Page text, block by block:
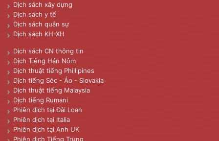
Dịch sách xây dựng
Dịch sách y tế
Dịch sách quân sự
Dịch sách KH-XH
Dịch sách CN thông tin
Dịch Tiếng Hán Nôm
Dịch thuật tiếng Phillipines
Dịch tiếng Séc - Áo - Slovakia
Dịch thuật tiếng Malaysia
Dịch tiếng Rumani
Phiên dịch tại Đài Loan
Phiên dịch tại Italia
Phiên dịch tại Anh UK
Phiên dịch Tiếng Trung